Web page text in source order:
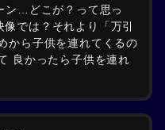
ン…どこが？って思っ
では？それより「万引
から子供を連れてくるの
良かったら子供を連れ